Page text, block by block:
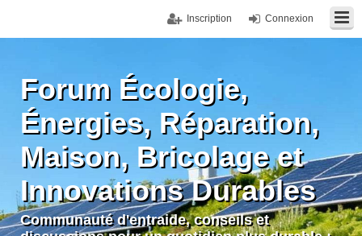
Connexion
Inscription
Forum Écologie,
Énergies, Réparation,
Maison, Bricolage et
Innovations Durables
Communauté d'entraide, conseils et